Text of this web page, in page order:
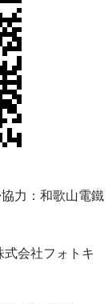
力：和歌山電鐵
会社フォトキ